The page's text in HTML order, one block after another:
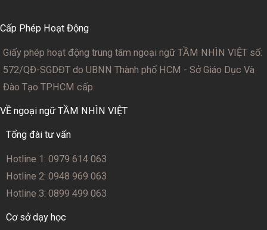
Cấp Phép Hoạt Động
Giấy phép hoạt động trung tâm ngoại ngữ TẦM NHÌN VIỆT số:
572/QĐ-SGDĐT do UBNN Thành phố HCM - Sở Giáo Dục Và
Đào Tạo TPHCM cấp.
VỀ ngoại ngữ TẦM NHÌN VIỆT
Tổng đài tư vấn
Hotline 1: 0979 614 063
Hotline 2: 0948 969 063
Hotline 3: 0899 499 063
Cơ sở dạy học